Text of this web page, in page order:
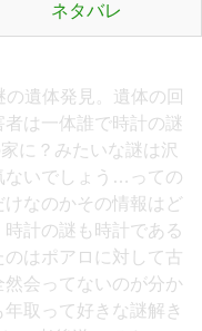
ネタバレ
遺体発見。遺体の回
は一体誰で時計の謎
に？みたいな謎は沢
ないでしょう…っての
なのかその情報はど
計の謎も時計である
はポアロに対して古
会ってないのが分か
取って好きな謎解き